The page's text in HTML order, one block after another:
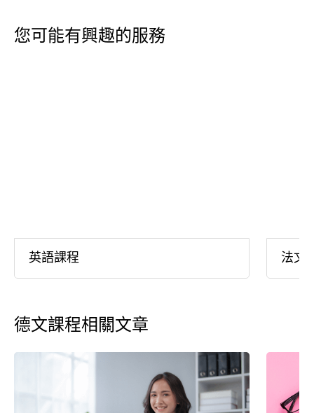
您可能有興趣的服務
英語課程 法文
德文課程相關文章